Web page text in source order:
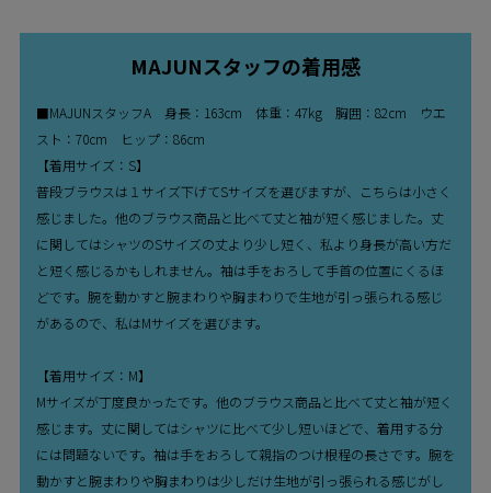
MAJUNスタッフの着用感
■MAJUNスタッフA 身長：163cm 体重：47kg 胸囲：82cm ウエ
スト：70cm ヒップ：86cm
【着用サイズ：S】
普段ブラウスは１サイズ下げてSサイズを選びますが、こちらは小さく
感じました。他のブラウス商品と比べて丈と袖が短く感じました。丈
に関してはシャツのSサイズの丈より少し短く、私より身長が高い方だ
と短く感じるかもしれません。袖は手をおろして手首の位置にくるほ
どです。腕を動かすと腕まわりや胸まわりで生地が引っ張られる感じ
があるので、私はMサイズを選びます。
【着用サイズ：M】
Mサイズが丁度良かったです。他のブラウス商品と比べて丈と袖が短く
感じます。丈に関してはシャツに比べて少し短いほどで、着用する分
には問題ないです。袖は手をおろして親指のつけ根程の長さです。腕を
動かすと腕まわりや胸まわりは少しだけ生地が引っ張られる感じがし